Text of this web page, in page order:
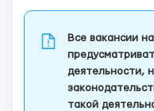
Все вакансии
деятельности,
такой